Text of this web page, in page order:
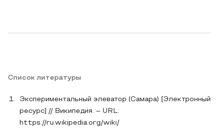
Список литературы
Экспериментальный элеватор (Самара) [Электронный
ресурс] // Википедия. – URL:
https://ru.wikipedia.org/wiki/